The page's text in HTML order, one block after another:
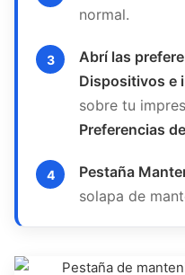
normal.
Abrí las
Dispositivos e
sobre tu
Preferencias
Pestaña
solapa de